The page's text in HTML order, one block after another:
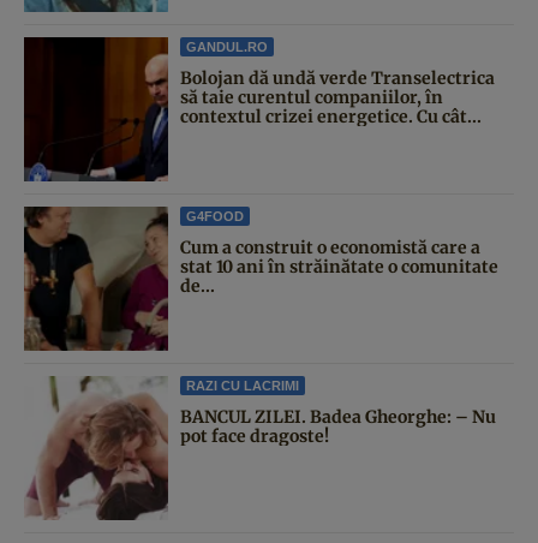
GANDUL.RO
Bolojan dă undă verde Transelectrica
să taie curentul companiilor, în
contextul crizei energetice. Cu cât...
G4FOOD
Cum a construit o economistă care a
stat 10 ani în străinătate o comunitate
de...
RAZI CU LACRIMI
BANCUL ZILEI. Badea Gheorghe: – Nu
pot face dragoste!